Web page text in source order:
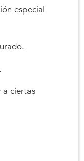
especial
a ciertas